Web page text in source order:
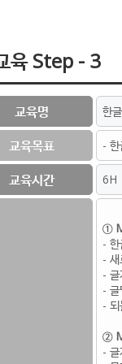
육 Step - 3
교육명 한
교육목표 - 한
교육시간 6H
①
- 한
- 새
-
- 글
- 되
②
-